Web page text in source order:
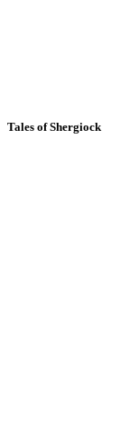
Tales of Shergiock